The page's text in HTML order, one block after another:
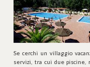
Se cerchi un villaggio
servizi, tra cui due